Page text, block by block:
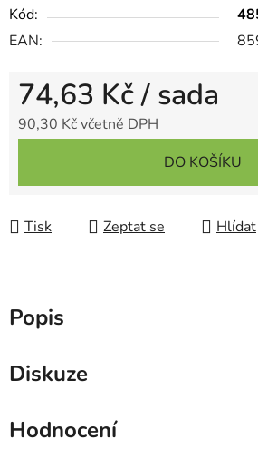
Kód:
EAN:
74,63 Kč/ sada
90,30 Kč včetně DPH
DO KOŠÍKU
Tisk Zeptat se Hlídat
Popis
Diskuze
Hodnocení